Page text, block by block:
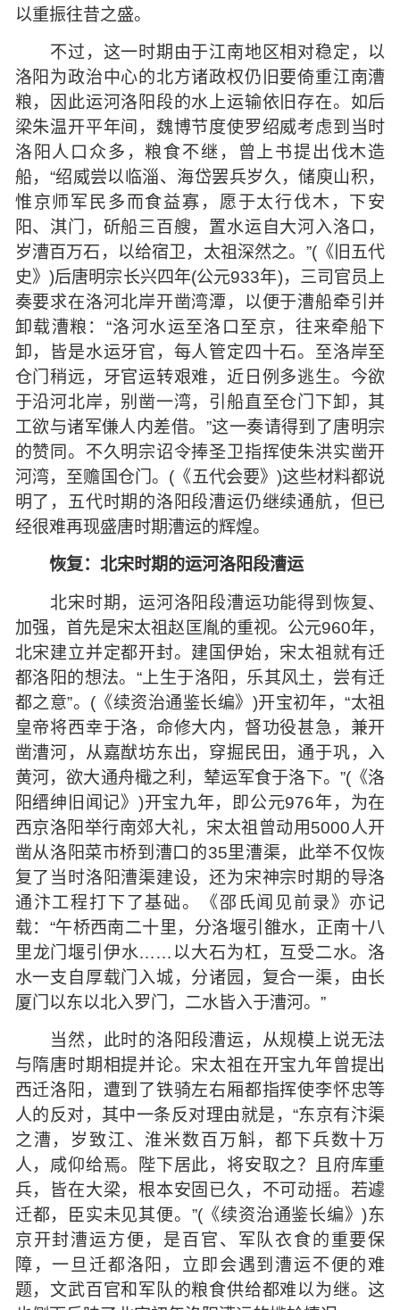
以重振往昔之盛。
不过，这一时期由于江南地区相对稳定，以
洛阳为政治中心的北方诸政权仍旧要倚重江南漕
粮，因此运河洛阳段的水上运输依旧存在。如后
梁朱温开平年间，魏博节度使罗绍威考虑到当时
洛阳人口众多，粮食不继，曾上书提出伐木造
船，“绍威尝以临淄、海岱罢兵岁久，储庾山积，
惟京师军民多而食益寡，愿于太行伐木，下安
阳、淇门，斫船三百艘，置水运自大河入洛口，
岁漕百万石，以给宿卫，太祖深然之。”(《旧五代
史》)后唐明宗长兴四年(公元933年)，三司官员上
奏要求在洛河北岸开凿湾潭，以便于漕船牵引并
卸载漕粮：“洛河水运至洛口至京，往来牵船下
卸，皆是水运牙官，每人管定四十石。至洛岸至
仓门稍远，牙官运转艰难，近日例多逃生。今欲
于沿河北岸，别凿一湾，引船直至仓门下卸，其
工欲与诸军傔人内差借。”这一奏请得到了唐明宗
的赞同。不久明宗诏令捧圣卫指挥使朱洪实凿开
河湾，至赡国仓门。(《五代会要》)这些材料都说
明了，五代时期的洛阳段漕运仍继续通航，但已
经很难再现盛唐时期漕运的辉煌。
恢复：北宋时期的运河洛阳段漕运
北宋时期，运河洛阳段漕运功能得到恢复、
加强，首先是宋太祖赵匡胤的重视。公元960年，
北宋建立并定都开封。建国伊始，宋太祖就有迁
都洛阳的想法。“上生于洛阳，乐其风土，尝有迁
都之意”。(《续资治通鉴长编》)开宝初年，“太祖
皇帝将西幸于洛，命修大内，督功役甚急，兼开
凿漕河，从嘉猷坊东出，穿掘民田，通于巩，入
黄河，欲大通舟檝之利，辇运军食于洛下。”(《洛
阳缙绅旧闻记》)开宝九年，即公元976年，为在
西京洛阳举行南郊大礼，宋太祖曾动用5000人开
凿从洛阳菜市桥到漕口的35里漕渠，此举不仅恢
复了当时洛阳漕渠建设，还为宋神宗时期的导洛
通汴工程打下了基础。《邵氏闻见前录》亦记
载：“午桥西南二十里，分洛堰引雒水，正南十八
里龙门堰引伊水……以大石为杠，互受二水。洛
水一支自厚载门入城，分诸园，复合一渠，由长
厦门以东以北入罗门，二水皆入于漕河。”
当然，此时的洛阳段漕运，从规模上说无法
与隋唐时期相提并论。宋太祖在开宝九年曾提出
西迁洛阳，遭到了铁骑左右厢都指挥使李怀忠等
人的反对，其中一条反对理由就是，“东京有汴渠
之漕，岁致江、淮米数百万斛，都下兵数十万
人，咸仰给焉。陛下居此，将安取之？且府库重
兵，皆在大梁，根本安固已久，不可动摇。若遽
迁都，臣实未见其便。”(《续资治通鉴长编》)东
京开封漕运方便，是百官、军队衣食的重要保
障，一旦迁都洛阳，立即会遇到漕运不便的难
题，文武百官和军队的粮食供给都难以为继。这